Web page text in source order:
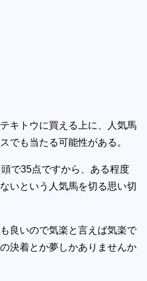
キトウに買える上に、人気馬
でも当たる可能性がある。
で35点ですから、ある程度
いという人気馬を切る思い切
良いので気楽と言えば気楽で
決着とか夢しかありませんか